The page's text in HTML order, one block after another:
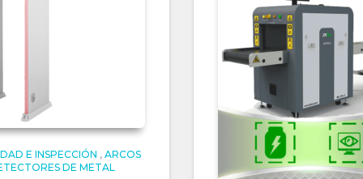
E INSPECCIÓN , ARCOS
DE METAL